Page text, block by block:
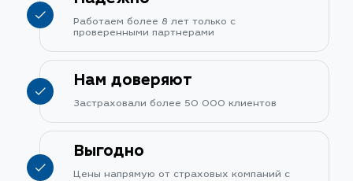
Работаем более 8 лет только с
проверенными партнерами
Нам доверяют
Застраховали более 50 000 клиентов
Выгодно
Цены напрямую от страховых компаний с